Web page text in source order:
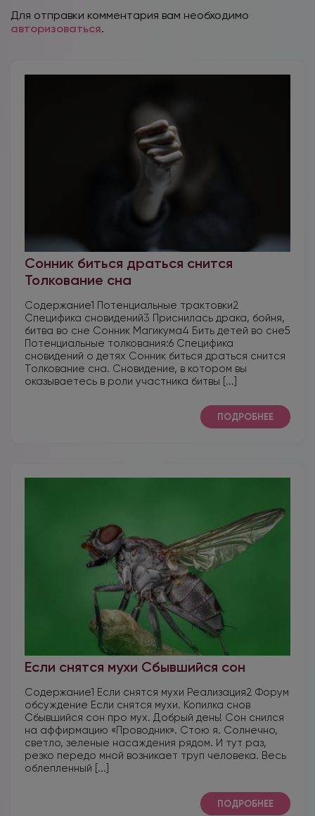
Для отправки комментария вам необходимо
авторизоваться.
Сонник биться драться снится
Толкование сна
Содержание1 Потенциальные трактовки2
Специфика сновидений3 Приснилась драка, бойня,
битва во сне Сонник Магикума4 Бить детей во сне5
Потенциальные толкования:6 Специфика
сновидений о детях Сонник биться драться снится
Толкование сна. Сновидение, в котором вы
оказываетесь в роли участника битвы [...]
ПОДРОБНЕЕ
Если снятся мухи Сбывшийся сон
Содержание1 Если снятся мухи Реализация2 Форум
обсуждение Если снятся мухи. Копилка снов
Сбывшийся сон про мух. Добрый день! Сон снился
на аффирмацию «Проводник». Стою я. Солнечно,
светло, зеленые насаждения рядом. И тут раз,
резко передо мной возникает труп человека. Весь
облепленный [...]
ПОДРОБНЕЕ